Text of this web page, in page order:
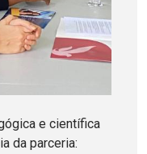
e científica
da parceria: